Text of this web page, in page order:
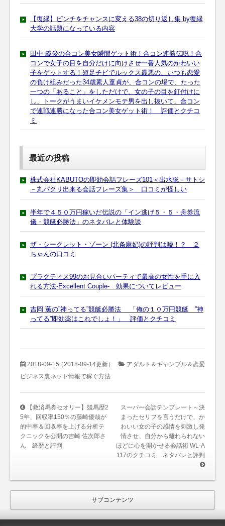
【復縁】ピンチをチャンスに変える38の切り返し集 by復縁
大学の話題になっている内容
田中 義俊の合コン美女瞬間ゲット術！合コン連勝伝説！合
コンで女子の目を自分だけに向けさせ一番人気のかわいい
子をゲットする！短足チビでルックス最悪の、いつも恋愛
の負け組みだった34歳素人童貞が、合コンの場で、たった
一つの「あること」をしただけで、女の子の目を釘付けに
し、トークがうまいイケメンモテ男を出し抜いて、合コン
で連戦連勝になった合コン美女ゲット術！ 評価とクチコ
ミ
最近の投稿
株式会社KABUTOの即効会話フレーズ101＜出水聡－サトシ
－丸パクリ出来る会話フレーズ集＞ 口コミが怪しい
半年で４５０万円稼いだ伝説の「イン逃げ５・５・舟券流
儀・競艇必勝法」のネタバレと体験談
ザ・シークレット・ゾーン (北条麻妃)の評判は嘘！？ ２
ちゃんの口コミ
プラクティス99のお見合いパーティで最高の女性を手に入
れる方法-Excellent Couple- 効果についてレビュー
吉岡 薫の”神ってる”競艇必勝法 「俺の１０万円競艇 ”神
ってる”即効薬はこれでしょ！」 評価とクチコミ
2018-09-15（2018-09-14更新）
アダルト＆ギャンブル＆恋愛
ビジネス裏ネット情報で稼ぐ方法
【救済馬券セオリー】競馬歴2
5年、回収率150％の藤崎優哉が
的中率＆回収率を上げる分析テ
クニックを公開の吉崎 佐次郎さ
ん 経歴と評判
スーパー会話テンプレート～決
まったセリフを言うだけで、か
わいい女の子の感情を刺激し発
情させ、自分から離れられない
ほどに心を開かせる会話術 WL-A
117のクチコミ ネタバレと評判
サブコンテンツ